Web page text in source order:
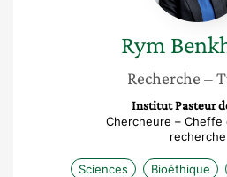
Rym
Recherche –
Institut Pasteur
Chercheure – Cheffe
recherche
Sciences Bioéthique